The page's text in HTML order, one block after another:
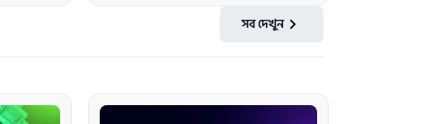
সব দেখুন